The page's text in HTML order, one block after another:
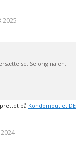
Se originalen.
på Kondomoutlet DE